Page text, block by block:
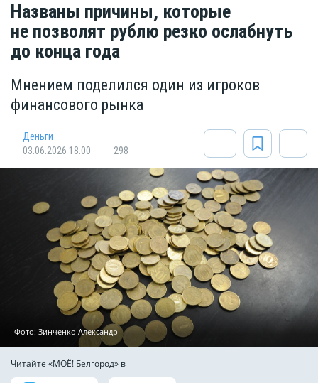
Названы причины, которые
не позволят рублю резко ослабнуть
до конца года
Мнением поделился один из игроков
финансового рынка
Деньги
03.06.2026 18:00
298
Фото: Зинченко Александр
Читайте «МОЁ! Белгород» в